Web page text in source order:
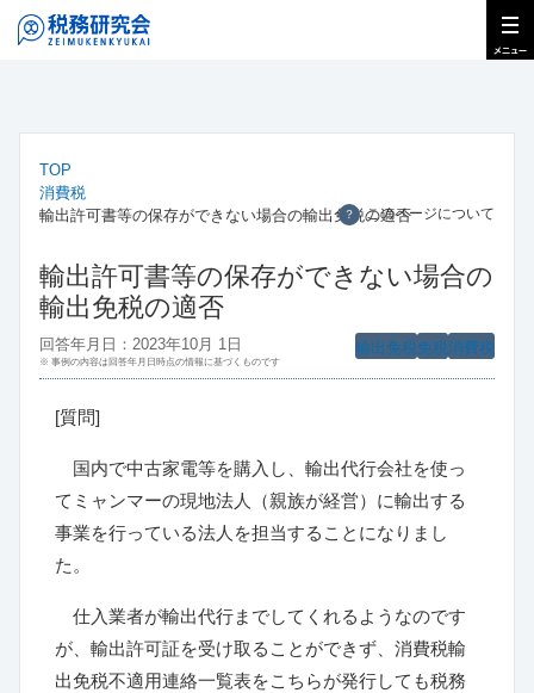
TOP
消費税
輸出許可書等の保存ができない場合の輸出免税の適否
？ このページについて
輸出許可書等の保存ができない場合の
輸出免税の適否
消費税
免税
輸出免税
回答年月日：2023年10月 1日
※ 事例の内容は回答年月日時点の情報に基づくものです
[質問]
国内で中古家電等を購入し、輸出代行会社を使っ
てミャンマーの現地法人（親族が経営）に輸出する
事業を行っている法人を担当することになりまし
た。
仕入業者が輸出代行までしてくれるようなのです
が、輸出許可証を受け取ることができず、消費税輸
出免税不適用連絡一覧表をこちらが発行しても税務